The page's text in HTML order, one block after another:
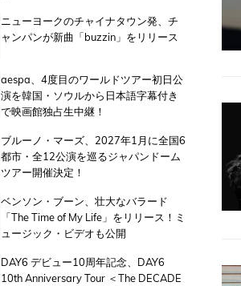
ニューヨークのチャイナタウン発、チ
ャンパンが新曲「buzzin」をリリース
aespa、4度目のワールドツアー初日公
演を韓国・ソウルから日本語字幕付き
で映画館独占生中継！
ブルーノ・マーズ、2027年1月に全国6
都市・全12公演を巡るジャパンドーム
ツアー開催決定！
ベンソン・ブーン、壮大なバラード
「The Time of My Life」をリリース！ミ
ュージック・ビデオも公開
DAY6 デビュー10周年記念、DAY6
10th Anniversary Tour ＜The DECADE